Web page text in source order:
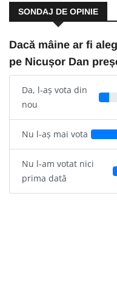
SONDAJ DE OPINIE
Dacă mâine ar fi
pe Nicușor Dan
Da, l-aș vota din
nou
Nu l-aș mai vota
Nu l-am votat nici
prima dată